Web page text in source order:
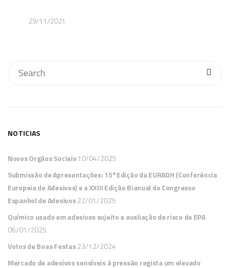
29/11/2021
NOTICIAS
Novos Orgãos Sociais10/04/2025
Submissão de Apresentações: 15ª Edição da EURADH (Conferência
Europeia de Adesivos) e a XXIII Edição Bianual do Congresso
Espanhol de Adesivos22/01/2025
Químico usado em adesivos sujeito a avaliação de risco da EPA
06/01/2025
Votos de Boas Festas23/12/2024
Mercado de adesivos sensíveis à pressão regista um elevado